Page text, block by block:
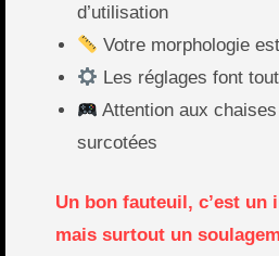
d’utilisation
Votre morphologie
Les réglages font
Attention aux
surcotées
Un bon fauteuil, c’est
mais surtout un